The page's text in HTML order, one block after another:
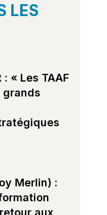
LES
« Les TAAF
grands
Merlin) :
aux